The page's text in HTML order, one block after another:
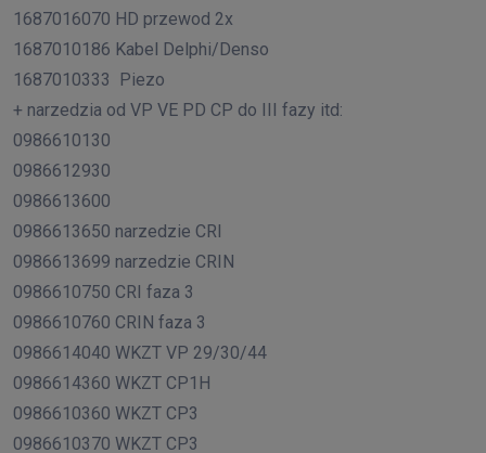
1687016070 HD przewod 2x
1687010186 Kabel Delphi/Denso
1687010333
Piezo
+ narzedzia od VP VE PD CP do III fazy itd:
0986610130
0986612930
0986613600
0986613650 narzedzie CRI
0986613699 narzedzie CRIN
0986610750 CRI faza 3
0986610760 CRIN faza 3
0986614040 WKZT VP 29/30/44
0986614360 WKZT CP1H
0986610360 WKZT CP3
0986610370 WKZT CP3